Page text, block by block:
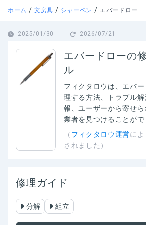
ホーム / 文房具 / シャーペン / エバードロー
2025/01/30 2026/07/21
エバードローの
ル
フィクタロウは、 エバー
理する方法、トラブル
報、ユーザーから寄せ
業者を見つけることがで
（ フィクタロウ運営によ
されました）
修理ガイド
分解 組立